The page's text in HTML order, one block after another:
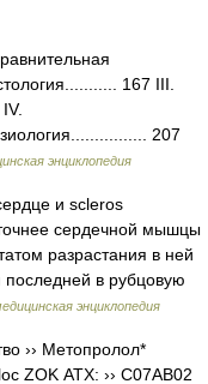
167 III.
207
энциклопедия
и scleros
сердечной мышцы
разрастания в ней
в рубцовую
энциклопедия
›› Метопролол*
ZOK АТХ: ›› C07AB02